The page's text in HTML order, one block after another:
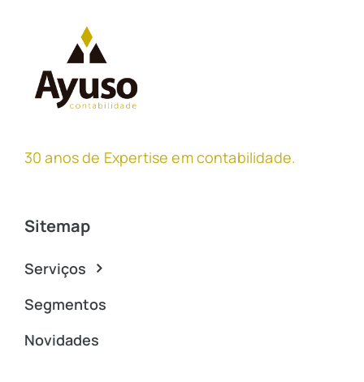
30 anos de Expertise em contabilidade.
Sitemap
Serviços
Segmentos
Novidades